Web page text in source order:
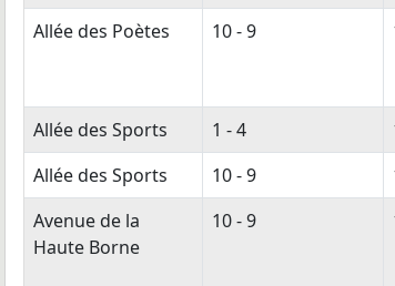
Allée des Poètes 10 - 9
Allée des Sports 1 - 4
Allée des Sports
10 - 9
Avenue de la
Haute Borne
10 - 9